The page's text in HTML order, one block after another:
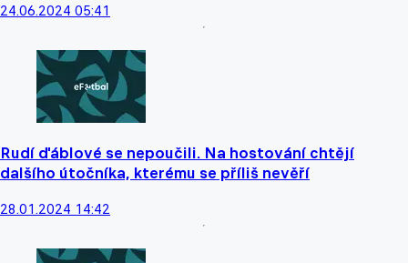
24.06.2024 05:41
Rudí ďáblové se nepoučili. Na hostování chtějí
dalšího útočníka, kterému se příliš nevěří
28.01.2024 14:42